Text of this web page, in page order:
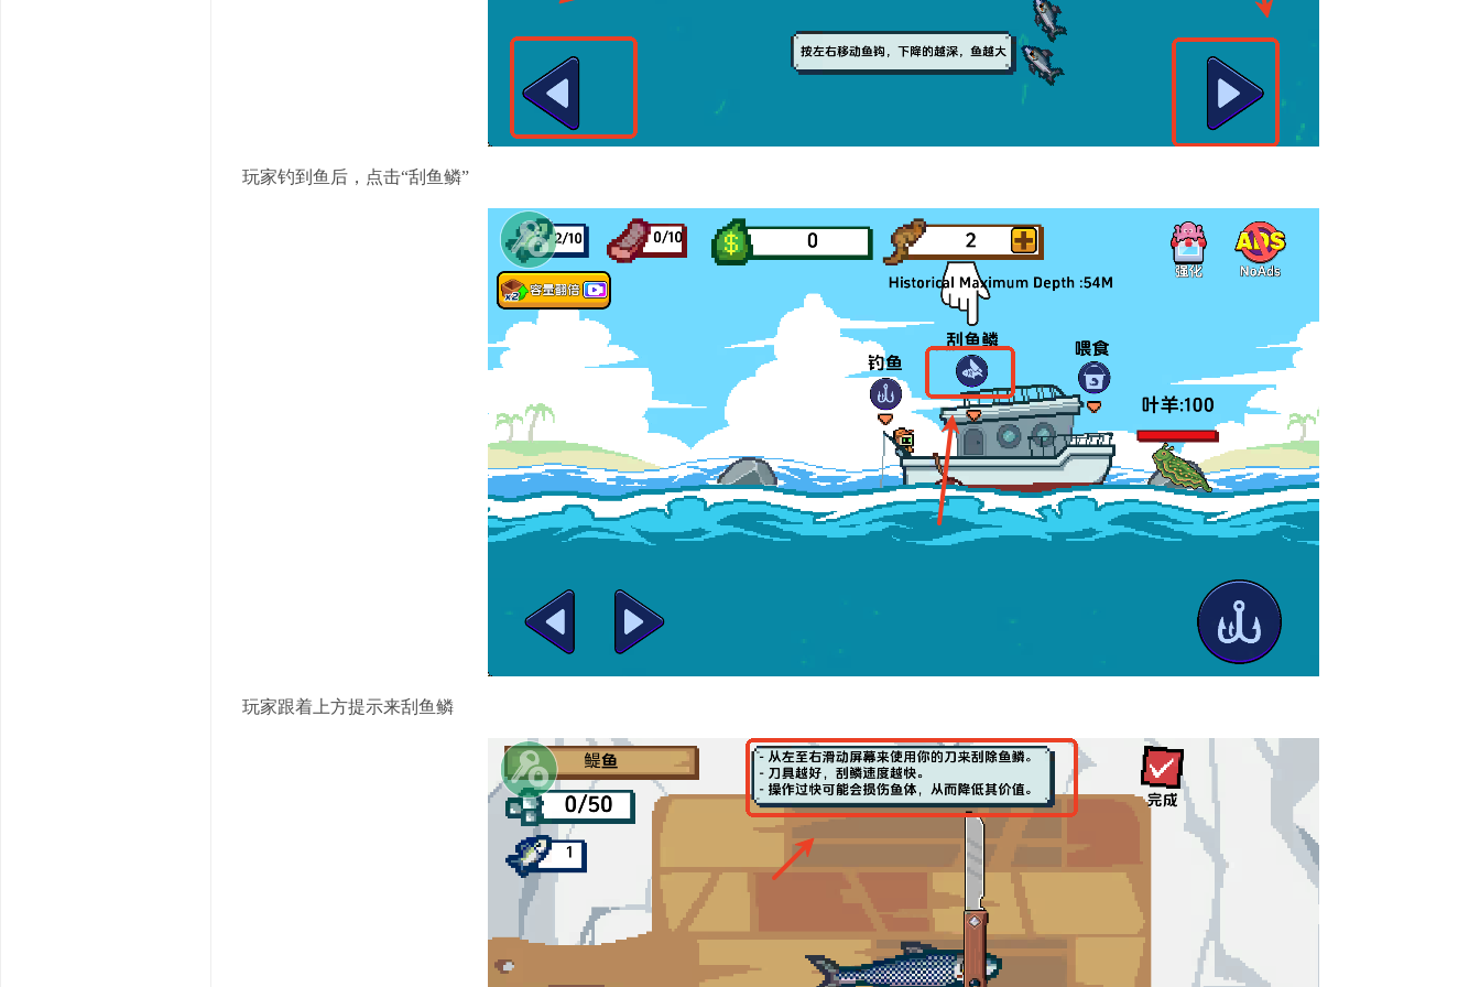
玩家钓到鱼后，点击“刮鱼鳞”
玩家跟着上方提示来刮鱼鳞